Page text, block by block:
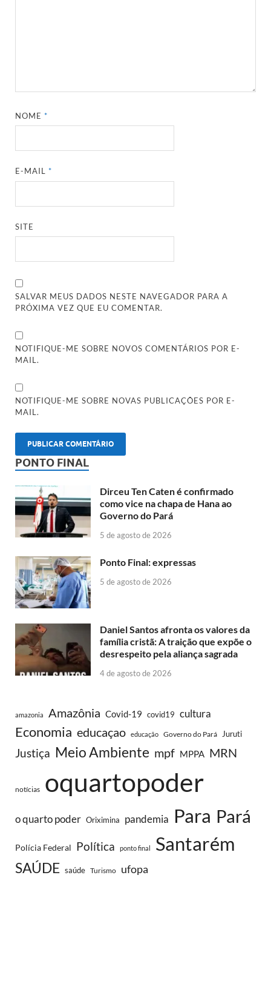
NOME*
E-MAIL*
SITE
SALVAR MEUS DADOS NESTE NAVEGADOR PARA A
PRÓXIMA VEZ QUE EU COMENTAR.
NOTIFIQUE-ME SOBRE NOVOS COMENTÁRIOS POR E-
MAIL.
NOTIFIQUE-ME SOBRE NOVAS PUBLICAÇÕES POR E-
MAIL.
PONTO FINAL
Dirceu Ten Caten é confirmado
como vice na chapa de Hana ao
Governo do Pará
5 de agosto de 2026
Ponto Final: expressas
5 de agosto de 2026
Daniel Santos afronta os valores da
família cristã: A traição que expõe o
desrespeito pela aliança sagrada
4 de agosto de 2026
amazonia Amazônia Covid-19 covid19 cultura
Economia educaçao educação Governo do Pará Juruti
Justiça Meio Ambiente mpf MPPA MRN
notícias oquartopoder
o quarto poder Oriximina pandemia Para Pará
Polícia Federal Política ponto final Santarém
SAÚDE saúde Turismo ufopa